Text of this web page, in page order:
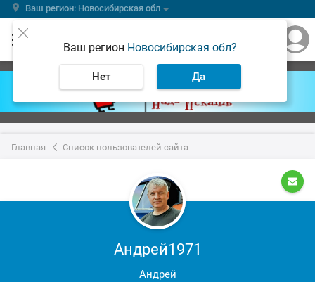
Ваш регион: Новосибирская обл
Ваш регион Новосибирская обл?
Нет Да
Главная Список пользователей сайта
Андрей1971
Андрей